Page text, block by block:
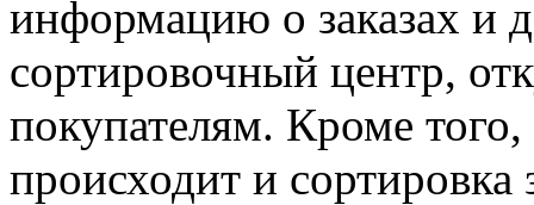
информацию о заказах и
сортировочный центр,
покупателям. Кроме
происходит и